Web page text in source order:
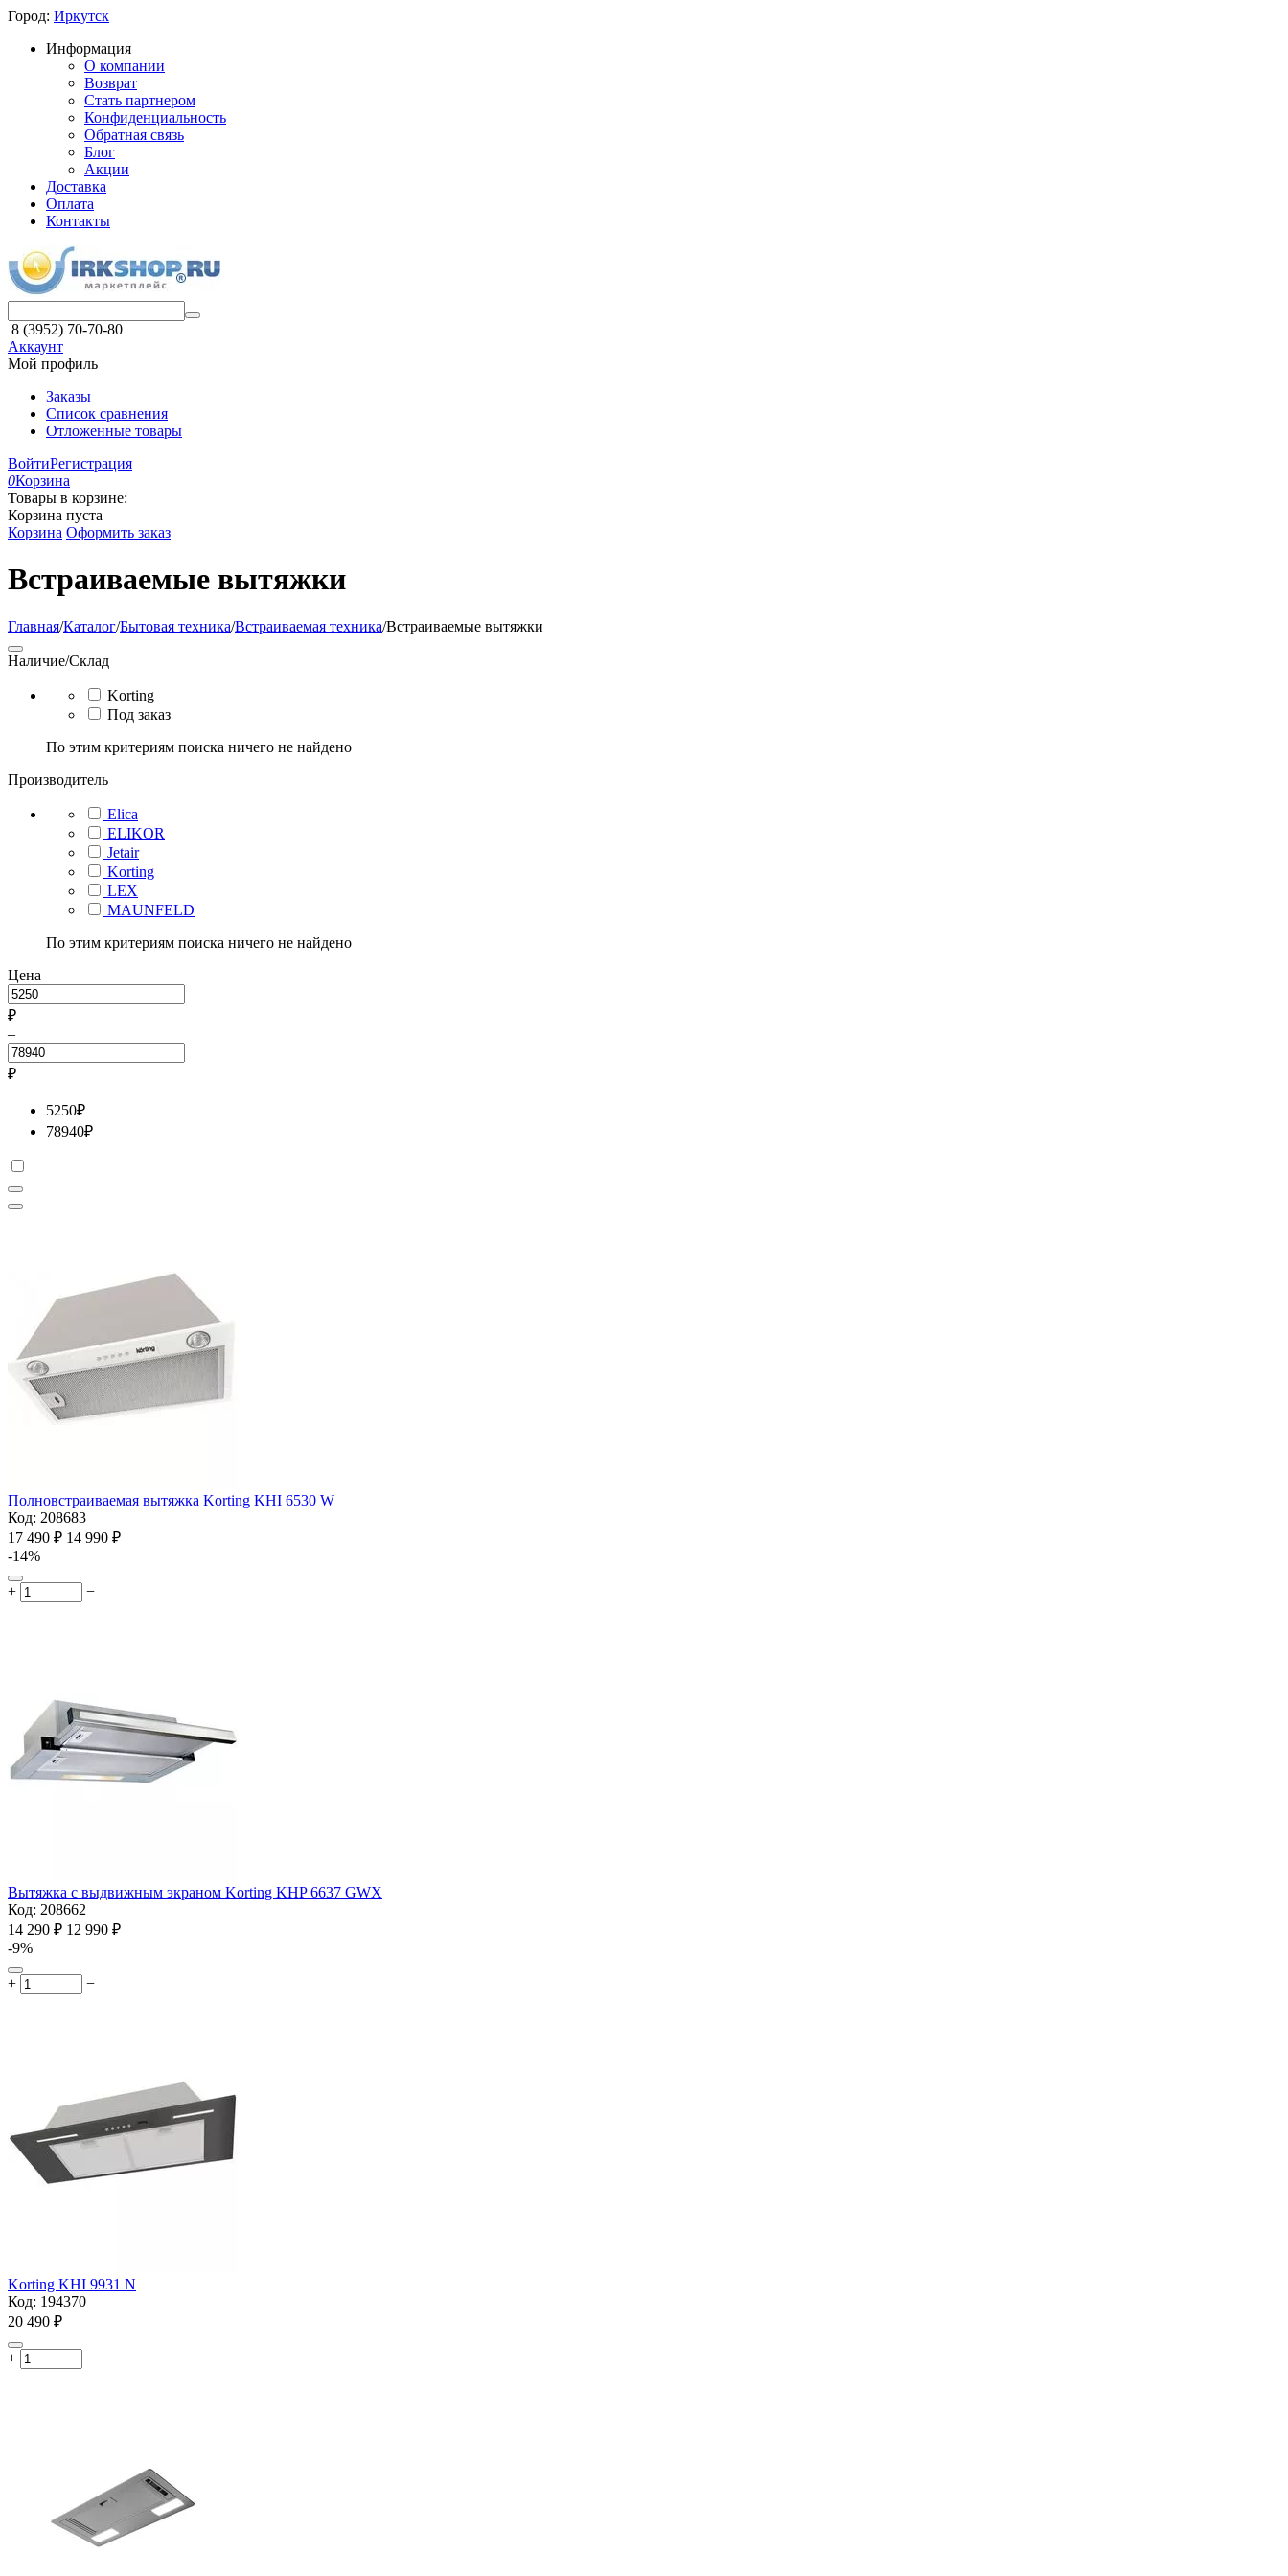
Город: Иркутск
Информация
О компании
Возврат
Стать партнером
Конфиденциальность
Обратная связь
Блог
Акции
Доставка
Оплата
Контакты
8 (3952) 70-70-80
Аккаунт
Мой профиль
Заказы
Список сравнения
Отложенные товары
ВойтиРегистрация
0Корзина
Товары в корзине:
Корзина пуста
Корзина Оформить заказ
Встраиваемые вытяжки
Главная/Каталог/Бытовая техника/Встраиваемая техника/Встраиваемые вытяжки
Наличие/Склад
Korting
Под заказ
По этим критериям поиска ничего не найдено
Производитель
Elica
ELIKOR
Jetair
Korting
LEX
MAUNFELD
По этим критериям поиска ничего не найдено
Цена
₽
–
₽
5250₽
78940₽
Полновстраиваемая вытяжка Korting KHI 6530 W
Код: 208683
17 490 ₽ 14 990 ₽
-14%
+ −
Вытяжка с выдвижным экраном Korting KHP 6637 GWX
Код: 208662
14 290 ₽ 12 990 ₽
-9%
+ −
Korting KHI 9931 N
Код: 194370
20 490 ₽
+ −